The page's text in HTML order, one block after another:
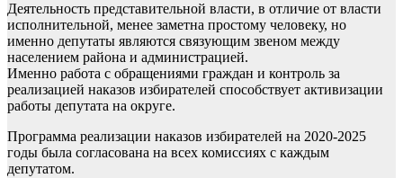
Деятельность представительной власти, в отличие от власти
исполнительной, менее заметна простому человеку, но
именно депутаты являются связующим звеном между
населением района и администрацией.
Именно работа с обращениями граждан и контроль за
реализацией наказов избирателей способствует активизации
работы депутата на округе.
Программа реализации наказов избирателей на 2020-2025
годы была согласована на всех комиссиях с каждым
депутатом.